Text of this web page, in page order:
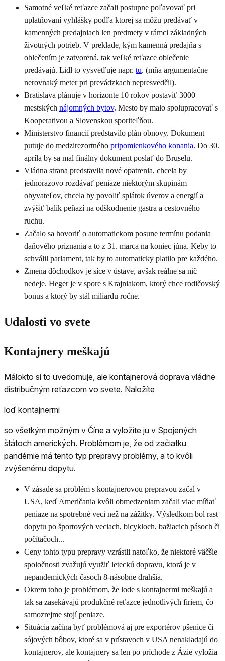
Samotné veľké reťazce začali postupne poľavovať pri
uplatňovaní vyhlášky podľa ktorej sa môžu predávať v
kamenných predajniach len predmety v rámci základných
životných potrieb. V preklade, kým kamenná predajňa s
oblečením je zatvorená, tak veľké reťazce oblečenie
predávajú. Lidl to vysvetľuje napr. tu. (mňa argumentačne
nerovnaký meter pri prevádzkach nepresvedčil).
Bratislava plánuje v horizonte 10 rokov postaviť 3000
mestských nájomných bytov. Mesto by malo spolupracovať s
Kooperativou a Slovenskou sporiteľňou.
Ministerstvo financií predstavilo plán obnovy. Dokument
putuje do medzirezortného pripomienkového konania. Do 30.
apríla by sa mal finálny dokument poslať do Bruselu.
Vládna strana predstavila nové opatrenia, chcela by
jednorazovo rozdávať peniaze niektorým skupinám
obyvateľov, chcela by povoliť splátok úverov a energií a
zvýšiť balík peňazí na odškodnenie gastra a cestovného
ruchu.
Začalo sa hovoriť o automatickom posune termínu podania
daňového priznania a to z 31. marca na koniec júna. Keby to
schválil parlament, tak by to automaticky platilo pre každého.
Zmena dôchodkov je síce v ústave, avšak reálne sa nič
nedeje. Heger je v spore s Krajniakom, ktorý chce rodičovský
bonus a ktorý by stál miliardu ročne.
Udalosti vo svete
Kontajnery meškajú
Málokto si to uvedomuje, ale kontajnerová doprava vládne
distribučným reťazcom vo svete. Naložíte
loď kontajnermi
so všetkým možným v Číne a vyložíte ju v Spojených
štátoch amerických. Problémom je, že od začiatku
pandémie má tento typ prepravy problémy, a to kvôli
zvýšenému dopytu.
V zásade sa problém s kontajnerovou prepravou začal v
USA, keď Američania kvôli obmedzeniam začali viac míňať
peniaze na spotrebné veci než na zážitky. Výsledkom bol rast
dopytu po športových veciach, bicykloch, bažiacich pásoch či
počítačoch...
Ceny tohto typu prepravy vzrástli natoľko, že niektoré väčšie
spoločnosti zvažujú využiť leteckú dopravu, ktorá je v
nepandemických časoch 8-násobne drahšia.
Okrem toho je problémom, že lode s kontajnermi meškajú a
tak sa zasekávajú produkčné reťazce jednotlivých firiem, čo
samozrejme stojí peniaze.
Situácia začína byť problémová aj pre exportérov pšenice či
sójových bôbov, ktoré sa v prístavoch v USA nenakladajú do
kontajnerov, ale kontajnery sa len po príchode z Ázie vyložia